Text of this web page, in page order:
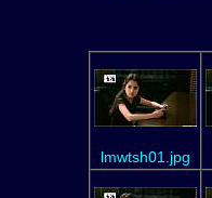
lmwtsh01.jpg